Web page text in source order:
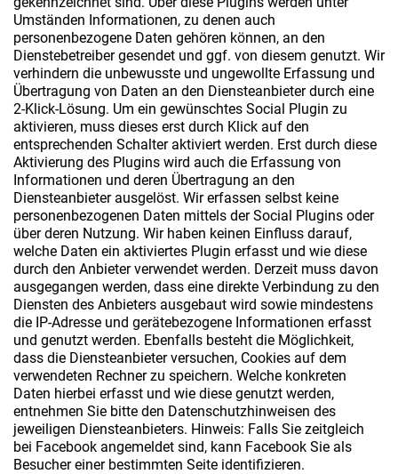
Umständen Informationen, zu denen auch
personenbezogene Daten gehören können, an den
Dienstebetreiber gesendet und ggf. von diesem genutzt. Wir
verhindern die unbewusste und ungewollte Erfassung und
Übertragung von Daten an den Diensteanbieter durch eine
2-Klick-Lösung. Um ein gewünschtes Social Plugin zu
aktivieren, muss dieses erst durch Klick auf den
entsprechenden Schalter aktiviert werden. Erst durch diese
Aktivierung des Plugins wird auch die Erfassung von
Informationen und deren Übertragung an den
Diensteanbieter ausgelöst. Wir erfassen selbst keine
personenbezogenen Daten mittels der Social Plugins oder
über deren Nutzung. Wir haben keinen Einfluss darauf,
welche Daten ein aktiviertes Plugin erfasst und wie diese
durch den Anbieter verwendet werden. Derzeit muss davon
ausgegangen werden, dass eine direkte Verbindung zu den
Diensten des Anbieters ausgebaut wird sowie mindestens
die IP-Adresse und gerätebezogene Informationen erfasst
und genutzt werden. Ebenfalls besteht die Möglichkeit,
dass die Diensteanbieter versuchen, Cookies auf dem
verwendeten Rechner zu speichern. Welche konkreten
Daten hierbei erfasst und wie diese genutzt werden,
entnehmen Sie bitte den Datenschutzhinweisen des
jeweiligen Diensteanbieters. Hinweis: Falls Sie zeitgleich
bei Facebook angemeldet sind, kann Facebook Sie als
Besucher einer bestimmten Seite identifizieren.